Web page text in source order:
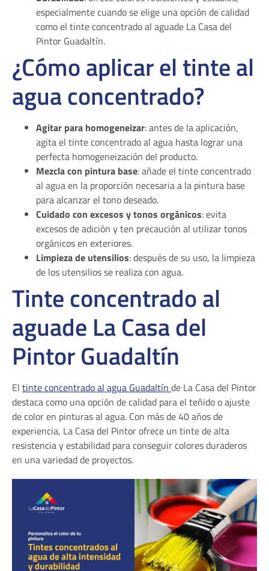
especialmente cuando se elige una opción de calidad
como el tinte concentrado al aguade La Casa del
Pintor Guadaltín.
¿Cómo aplicar el tinte al
agua concentrado?
Agitar para homogeneizar: antes de la aplicación,
agita el tinte concentrado al agua hasta lograr una
perfecta homogeneización del producto.
Mezcla con pintura base: añade el tinte concentrado
al agua en la proporción necesaria a la pintura base
para alcanzar el tono deseado.
Cuidado con excesos y tonos orgánicos: evita
excesos de adición y ten precaución al utilizar tonos
orgánicos en exteriores.
Limpieza de utensilios: después de su uso, la limpieza
de los utensilios se realiza con agua.
Tinte concentrado al
aguade La Casa del
Pintor Guadaltín
El tinte concentrado al agua Guadaltín de La Casa del Pintor
destaca como una opción de calidad para el teñido o ajuste
de color en pinturas al agua. Con más de 40 años de
experiencia, La Casa del Pintor ofrece un tinte de alta
resistencia y estabilidad para conseguir colores duraderos
en una variedad de proyectos.